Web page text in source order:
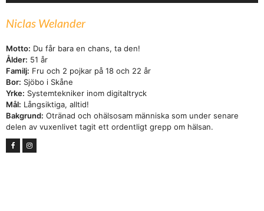
Niclas Welander
Motto: Du får bara en chans, ta den!
Ålder: 51 år
Familj: Fru och 2 pojkar på 18 och 22 år
Bor: Sjöbo i Skåne
Yrke: Systemtekniker inom digitaltryck
Mål: Långsiktiga, alltid!
Bakgrund: Otränad och ohälsosam människa som under senare
delen av vuxenlivet tagit ett ordentligt grepp om hälsan.